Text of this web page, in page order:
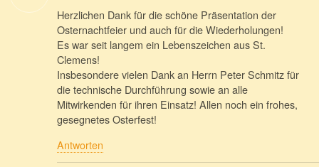
Herzlichen Dank für die schöne Präsentation der
Osternachtfeier und auch für die Wiederholungen!
Es war seit langem ein Lebenszeichen aus St.
Clemens!
Insbesondere vielen Dank an Herrn Peter Schmitz für
die technische Durchführung sowie an alle
Mitwirkenden für ihren Einsatz! Allen noch ein frohes,
gesegnetes Osterfest!
Antworten